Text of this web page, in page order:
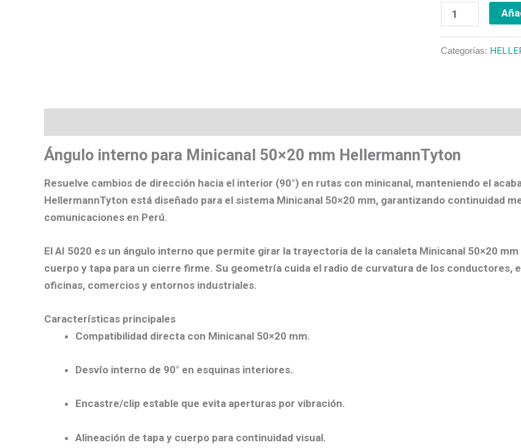
Categorías:
Ángulo interno para Minicanal 50×20 mm HellermannTyton
Resuelve cambios de dirección hacia el interior (90°) en rutas con minicanal, manteniendo el
HellermannTyton está diseñado para el sistema Minicanal 50×20 mm, garantizando continuidad
comunicaciones en Perú.
El AI 5020 es un ángulo interno que permite girar la trayectoria de la canaleta Minicanal 50×20 mm
cuerpo y tapa para un cierre firme. Su geometría cuida el radio de curvatura de los conductores,
oficinas, comercios y entornos industriales.
Características principales
Compatibilidad directa con Minicanal 50×20 mm.
Desvío interno de 90° en esquinas interiores.
Encastre/clip estable que evita aperturas por vibración.
Alineación de tapa y cuerpo para continuidad visual.